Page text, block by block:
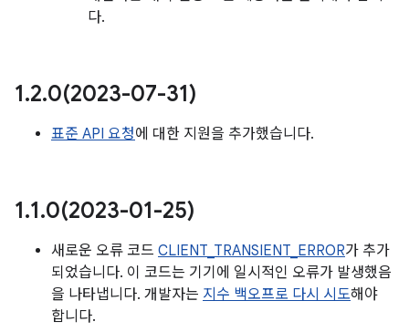
다.
1.2.0(2023-07-31)
표준 API 요청에 대한 지원을 추가했습니다.
1.1.0(2023-01-25)
새로운 오류 코드 CLIENT_TRANSIENT_ERROR가 추가
되었습니다. 이 코드는 기기에 일시적인 오류가 발생했음
을 나타냅니다. 개발자는 지수 백오프로 다시 시도해야
합니다.